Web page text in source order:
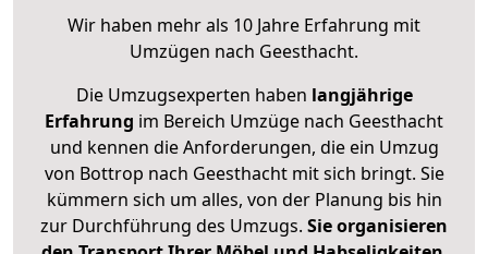
Wir haben mehr als 10 Jahre Erfahrung mit
Umzügen nach Geesthacht.
Die Umzugsexperten haben langjährige
Erfahrung im Bereich Umzüge nach Geesthacht
und kennen die Anforderungen, die ein Umzug
von Bottrop nach Geesthacht mit sich bringt. Sie
kümmern sich um alles, von der Planung bis hin
zur Durchführung des Umzugs. Sie organisieren